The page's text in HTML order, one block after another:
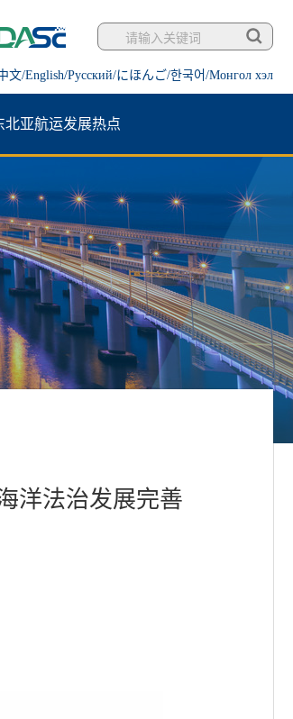
文/English/Русский/にほんご/한국어/Монгол хэл
北亚航运发展热点
洋法治发展完善